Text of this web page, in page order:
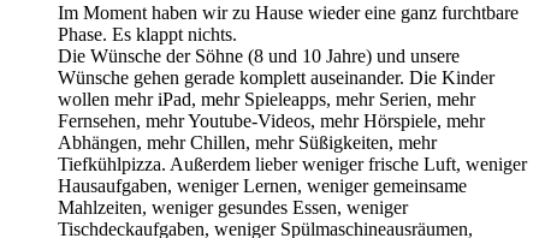
Im Moment haben wir zu Hause wieder eine ganz furchtbare
Phase. Es klappt nichts.
Die Wünsche der Söhne (8 und 10 Jahre) und unsere
Wünsche gehen gerade komplett auseinander. Die Kinder
wollen mehr iPad, mehr Spieleapps, mehr Serien, mehr
Fernsehen, mehr Youtube-Videos, mehr Hörspiele, mehr
Abhängen, mehr Chillen, mehr Süßigkeiten, mehr
Tiefkühlpizza. Außerdem lieber weniger frische Luft, weniger
Hausaufgaben, weniger Lernen, weniger gemeinsame
Mahlzeiten, weniger gesundes Essen, weniger
Tischdeckaufgaben, weniger Spülmaschineausräumen,